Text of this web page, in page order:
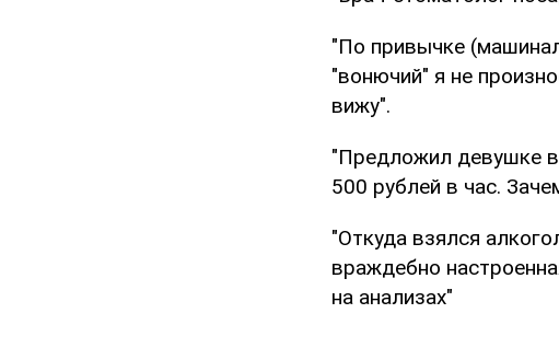
"По привычке
"вонючий" я не
вижу".
"Предложил девушке
500 рублей в час.
"Откуда взялся
враждебно
на анализах"